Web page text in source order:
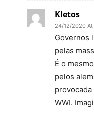
Kletos
24/12/2020 At
Governos
pelas
É o
pelos
WWI.